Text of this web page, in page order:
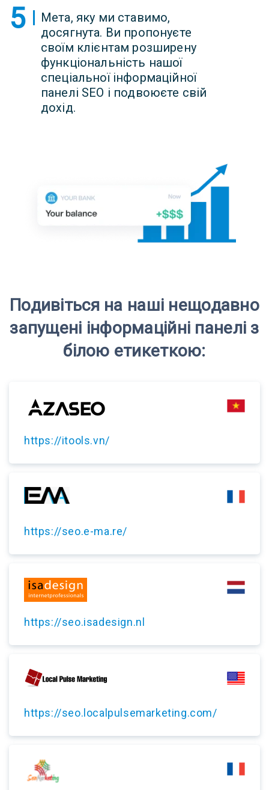
5
Мета, яку ми ставимо,
досягнута. Ви пропонуєте
своїм клієнтам розширену
функціональність нашої
спеціальної інформаційної
панелі SEO і подвоюєте свій
дохід.
Подивіться на наші нещодавно
запущені інформаційні панелі з
білою етикеткою:
https://itools.vn/
https://seo.e-ma.re/
https://seo.isadesign.nl
https://seo.localpulsemarketing.com/